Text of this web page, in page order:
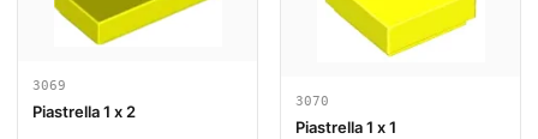
3069
Piastrella 1 x 2
3070
Piastrella 1 x 1